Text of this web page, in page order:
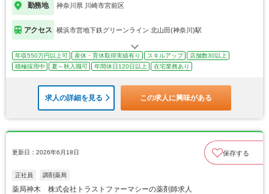
勤務地 神奈川県 川崎市宮前区
アクセス 横浜市営地下鉄グリーンライン 北山田(神奈川)駅
年収550万円以上可 産休・育休取得実績有り スキルアップ
店舗数30以上
積極採用中
夏～秋入職可 年間休日120日以上 在宅業務あり
求人の詳細を見る この求人に興味がある
更新日：2026年6月18日 保存する
正社員 調剤薬局
薬局神木 株式会社トラストファーマシーの薬剤師求人